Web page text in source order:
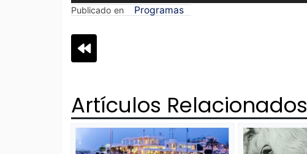
audio
Publicado en Programas
Navegación
de
entradas
Artículos Relacionados